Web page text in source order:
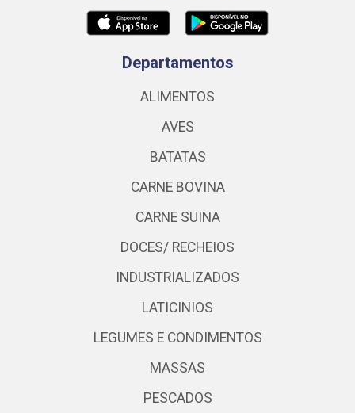
Departamentos
ALIMENTOS
AVES
BATATAS
CARNE BOVINA
CARNE SUINA
DOCES/ RECHEIOS
INDUSTRIALIZADOS
LATICINIOS
LEGUMES E CONDIMENTOS
MASSAS
PESCADOS